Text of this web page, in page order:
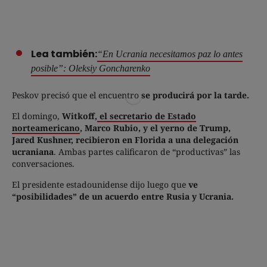
Lea también:“En Ucrania necesitamos paz lo antes
posible”: Oleksiy Goncharenko
Peskov precisó que el encuentro se producirá por la tarde.
El domingo, Witkoff, el secretario de Estado
norteamericano, Marco Rubio, y el yerno de Trump,
Jared Kushner, recibieron en Florida a una delegación
ucraniana. Ambas partes calificaron de “productivas” las
conversaciones.
El presidente estadounidense dijo luego que ve
“posibilidades” de un acuerdo entre Rusia y Ucrania.